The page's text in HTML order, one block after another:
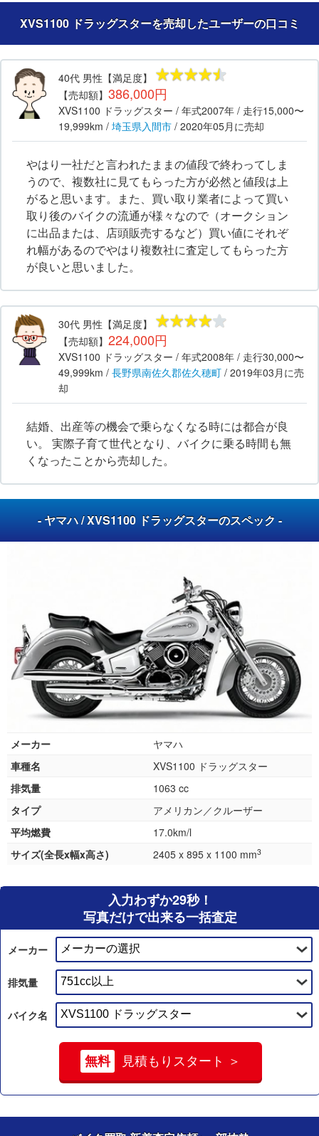
XVS1100 ドラッグスターを売却したユーザーの口コミ
40代 男性 【満足度】
【売却額】 386,000円
XVS1100 ドラッグスター / 年式2007年 / 走行15,000〜
19,999km / 埼玉県入間市 / 2020年05月 に売却
やはり一社だと言われたままの値段で終わってしま
うので、複数社に見てもらった方が必然と値段は上
がると思います。また、買い取り業者によって買い
取り後のバイクの流通が様々なので（オークション
に出品または、店頭販売するなど）買い値にそれぞ
れ幅があるのでやはり複数社に査定してもらった方
が良いと思いました。
30代 男性 【満足度】
【売却額】 224,000円
XVS1100 ドラッグスター / 年式2008年 / 走行30,000〜
49,999km / 長野県南佐久郡佐久穂町 / 2019年03月 に売
却
結婚、出産等の機会で乗らなくなる時には都合が良
い。 実際子育て世代となり、バイクに乗る時間も無
くなったことから売却した。
- ヤマハ / XVS1100 ドラッグスターのスペック -
メーカー
ヤマハ
車種名
XVS1100 ドラッグスター
排気量
1063 cc
タイプ
アメリカン／クルーザー
平均燃費
17.0km/l
サイズ(全長x幅x高さ)
2405 x 895 x 1100 mm3
入力わずか29秒！
写真だけで出来る一括査定
メーカー
排気量
バイク名
無料 見積もりスタート ＞